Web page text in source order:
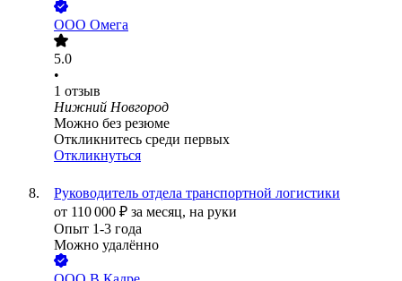
ООО Омега
5.0
•
1 отзыв
Нижний Новгород
Можно без резюме
Откликнитесь среди первых
Откликнуться
Руководитель отдела транспортной логистики
от 110 000 ₽ за месяц, на руки
Опыт 1-3 года
Можно удалённо